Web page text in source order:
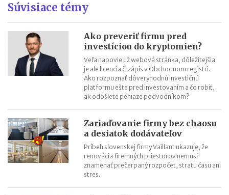
Časté chyby v účtovníctve a ako sa im vyhnúť vďaka
Revolúcia v doručovaní listov: výdajné boxy už nie sú len pre
balíky, poštu si vyzdvihnete kedykoľvek
Efektívny rast v roku 2026: Objavte potenciál AI aj na Kaufland
online trhovisku
Black Friday: Ako môžu slovenskí predajcovia využiť nákupnú
Najsilnejšia predvianočná sezóna: 5 krokov k vyšším tržbám
Súvisiace témy
Ako preveriť firmu pred
investíciou do kryptomien?
Veľa napovie už webová stránka, dôležitejšia
je ale licencia či zápis v Obchodnom registri.
Ako rozpoznať dôveryhodnú investičnú
platformu ešte pred investovaním a čo robiť,
ak odošlete peniaze podvodníkom?
Zariaďovanie firmy bez chaosu
a desiatok dodávateľov
Príbeh slovenskej firmy Vaillant ukazuje, že
renovácia firemných priestorov nemusí
znamenať prečerpaný rozpočet, stratu času ani
stres.